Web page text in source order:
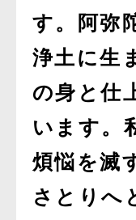
す。阿弥
浄土に生
の身と仕
います。
煩悩を滅
さとりへ